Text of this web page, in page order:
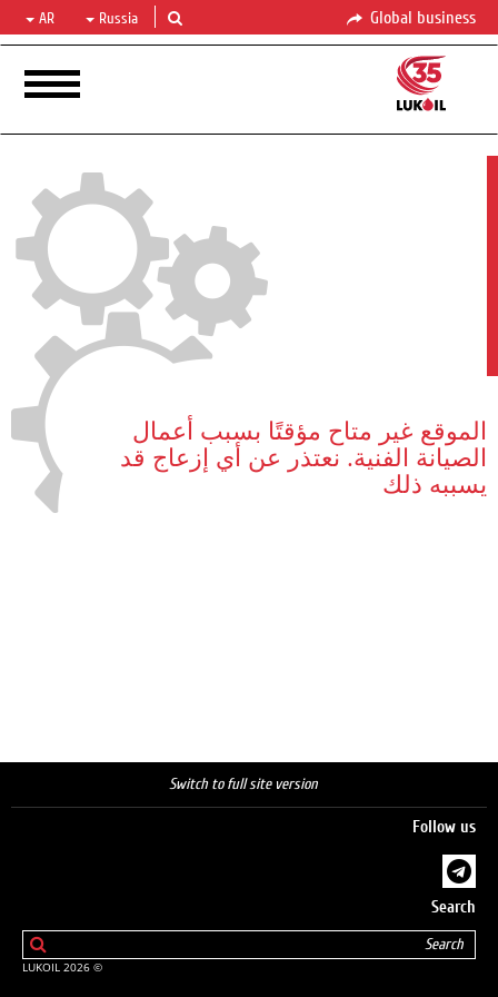
Global business
Russia
AR
الموقع غير متاح مؤقتًا بسبب أعمال
الصيانة الفنية. نعتذر عن أي إزعاج قد
يسببه ذلك
Switch to full site version
Follow us
Search
© 2026 LUKOIL